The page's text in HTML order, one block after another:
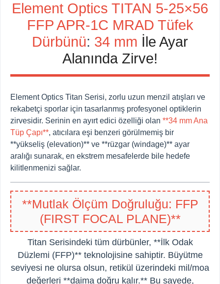
Element Optics TITAN 5-25×56
FFP APR-1C MRAD Tüfek
Dürbünü: 34 mm İle Ayar
Alanında Zirve!
Element Optics Titan Serisi, zorlu uzun menzil atışları ve
rekabetçi sporlar için tasarlanmış profesyonel optiklerin
zirvesidir. Serinin en ayırt edici özelliği olan **34 mm Ana
Tüp Çapı**, atıcılara eşi benzeri görülmemiş bir
**yükseliş (elevation)** ve **rüzgar (windage)** ayar
aralığı sunarak, en ekstrem mesafelerde bile hedefe
kilitlenmenizi sağlar.
**Mutlak Ölçüm Doğruluğu: FFP
(FIRST FOCAL PLANE)**
Titan Serisindeki tüm dürbünler, **İlk Odak
Düzlemi (FFP)** teknolojisine sahiptir. Büyütme
seviyesi ne olursa olsun, retikül üzerindeki mil/moa
değerleri **daima doğru kalır.** Bu sayede,